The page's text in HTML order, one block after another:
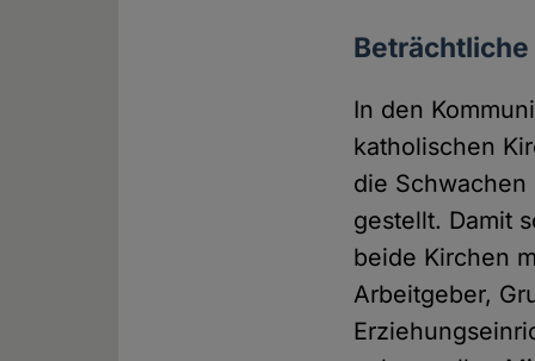
In den
katholischen
die
gestellt. Damit
beide Kirchen
Arbeitgeber,